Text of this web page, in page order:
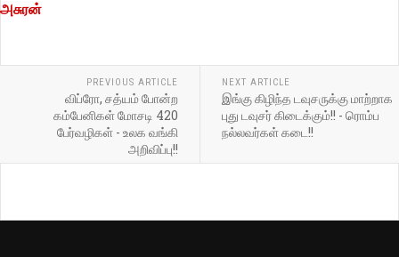
அசுரன்
PREVIOUS ARTICLE
விப்ரோ, சத்யம் போன்ற
கம்பேனிகள் மோசடி 420
பேர்வழிகள் - உலக வங்கி
அறிவிப்பு!!
NEXT ARTICLE
இங்கு கிழிந்த டவுசருக்கு மாற்றாக
புது டவுசர் கிடைக்கும்!! - ரொம்ப
நல்லவர்கள் கடை!!